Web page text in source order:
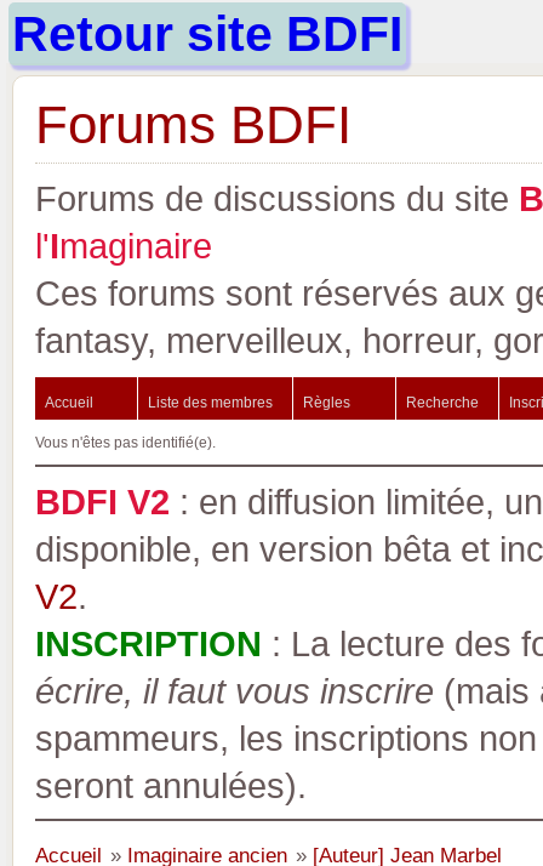
Retour site BDFI
Forums BDFI
Forums de discussions du site B
l'Imaginaire
Ces forums sont réservés aux
fantasy, merveilleux, horreur,
Accueil Liste des membres Règles Recherche
Vous n'êtes pas identifié(e).
BDFI V2 : en diffusion limitée,
disponible, en version bêta et
V2.
INSCRIPTION : La lecture des
écrire, il faut vous inscrire (mais
spammeurs, les inscriptions
seront annulées).
Accueil » Imaginaire ancien » [Auteur] Jean Marbel